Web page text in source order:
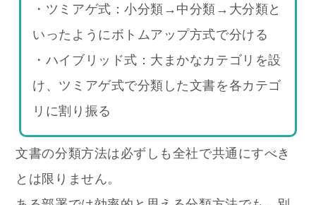
・ツミアゲ式：小分類→中分類→大分類と
いったようにボトムアップ方式で分ける
・ハイブリッド式：大まかなカテゴリを設
け、ツミアゲ式で分類した文書を各カテゴ
リに割り振る
文書の分類方法は必ずしも全社で共通にすべき
とは限りません。